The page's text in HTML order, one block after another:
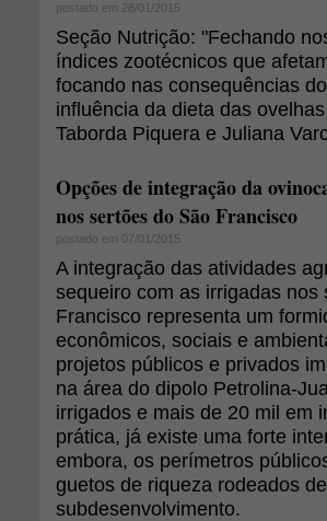
postado em 28/01/2015
Seção Nutrição: "Fechando
índices zootécnicos que
focando nas consequências
influência da dieta das
Taborda Piquera e Juliana
Opções de integração da
nos sertões do São Francisco
postado em 07/01/2015
A integração das atividades
sequeiro com as irrigadas
Francisco representa um
econômicos, sociais e
projetos públicos e privados
na área do dipolo Petrolina-
irrigados e mais de 20 mil em
prática, já existe uma forte
embora, os perímetros
guetos de riqueza rodeados
subdesenvolvimento.